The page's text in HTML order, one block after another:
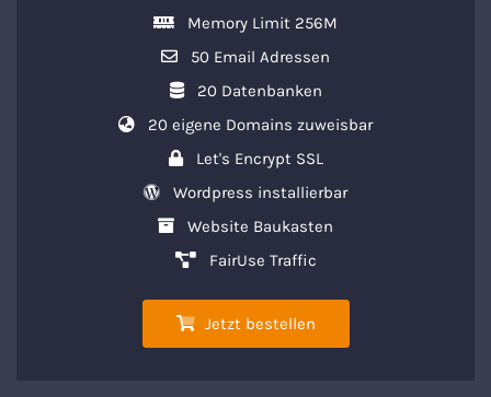
Memory Limit 256M
50 Email Adressen
20 Datenbanken
20 eigene Domains zuweisbar
Let's Encrypt SSL
Wordpress installierbar
Website Baukasten
FairUse Traffic
Jetzt bestellen